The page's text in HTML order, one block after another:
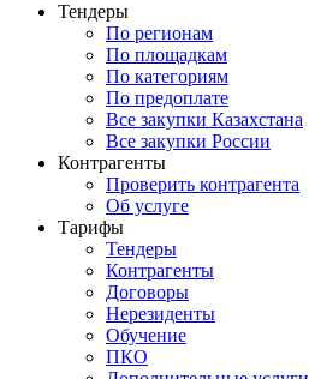
Тендеры
По регионам
По площадкам
По категориям
По предоплате
Все закупки Казахстана
Все закупки России
Контрагенты
Проверить контрагента
Об услуге
Тарифы
Тендеры
Контрагенты
Договоры
Нерезиденты
Обучение
ПКО